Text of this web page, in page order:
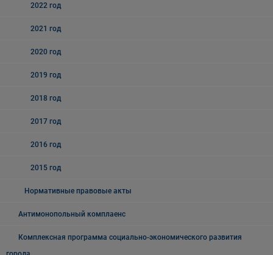
2022 год
2021 год
2020 год
2019 год
2018 год
2017 год
2016 год
2015 год
Нормативные правовые акты
Антимонопольный комплаенс
Комплексная программа социально-экономического развития